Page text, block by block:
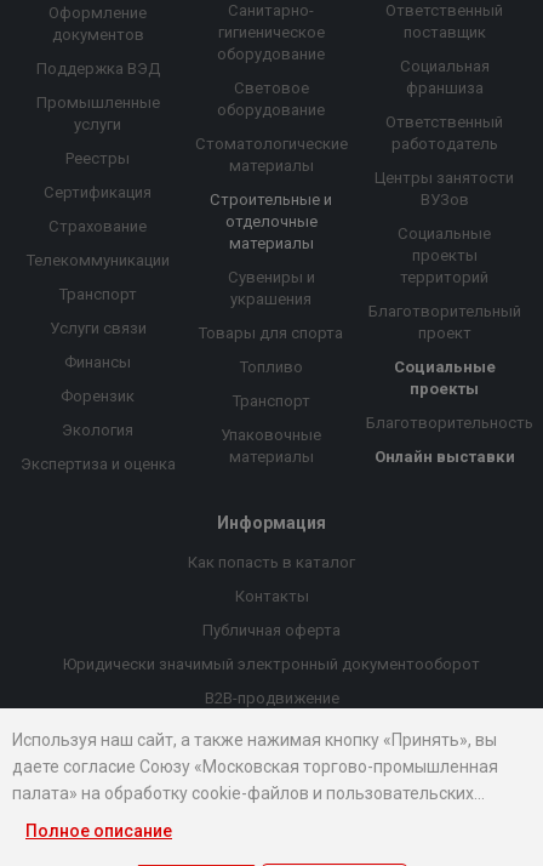
Оформление
документов
Поддержка ВЭД
Промышленные
услуги
Реестры
Сертификация
Страхование
Телекоммуникации
Транспорт
Услуги связи
Финансы
Форензик
Экология
Экспертиза и оценка
Санитарно-
гигиеническое
оборудование
Световое
оборудование
Стоматологические
материалы
Строительные и
отделочные
материалы
Сувениры и
украшения
Товары для спорта
Топливо
Транспорт
Упаковочные
материалы
Ответственный
поставщик
Социальная
франшиза
Ответственный
работодатель
Центры занятости
ВУЗов
Социальные
проекты
территорий
Благотворительный
проект
Социальные
проекты
Благотворительность
Онлайн выставки
Информация
Как попасть в каталог
Контакты
Публичная оферта
Юридически значимый электронный документооборот
B2B-продвижение
Порекомендовать компанию
Онлайн выставки
Рейтинг компаний
Используя наш сайт, а также нажимая кнопку «Принять», вы
даете согласие Союзу «Московская торгово-промышленная
палата» на обработку cookie-файлов и пользовательских
данных...
Полное описание